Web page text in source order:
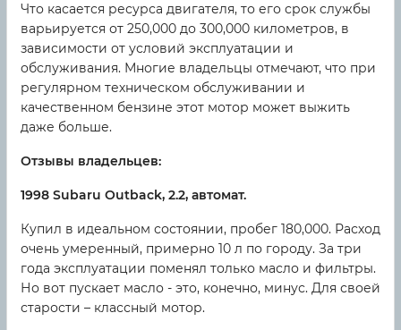
Что касается ресурса двигателя, то его срок службы
варьируется от 250,000 до 300,000 километров, в
зависимости от условий эксплуатации и
обслуживания. Многие владельцы отмечают, что при
регулярном техническом обслуживании и
качественном бензине этот мотор может выжить
даже больше.
Отзывы владельцев:
1998 Subaru Outback, 2.2, автомат.
Купил в идеальном состоянии, пробег 180,000. Расход
очень умеренный, примерно 10 л по городу. За три
года эксплуатации поменял только масло и фильтры.
Но вот пускает масло - это, конечно, минус. Для своей
старости – классный мотор.